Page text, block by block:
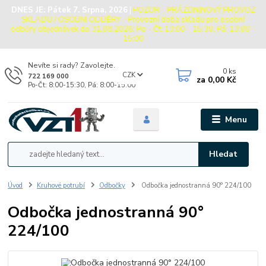
DNES JE: Pátek 7. Srpna, 2026 | POZOR - PRÁZDNINOVÝ PROVOZ
SKLADU / OSOBNÍ ODBĚRY - Provozní doba skladu pro osobní
odběry objednávek do 31.08.2026: Po - Čt: 13:00 - 15:30, Pá: 13:00 -
15:00
Menu
CZK
Hledat
Nevíte si rady? Zavolejte.
722 169 000
Po-Čt: 8:00-15:30, Pá: 8:00-15:00
0 ks
za 0,00 Kč
Úvod Kruhové potrubí Odbočky Odbočka jednostranná 90° 224/100
Odbočka jednostranná 90°
224/100